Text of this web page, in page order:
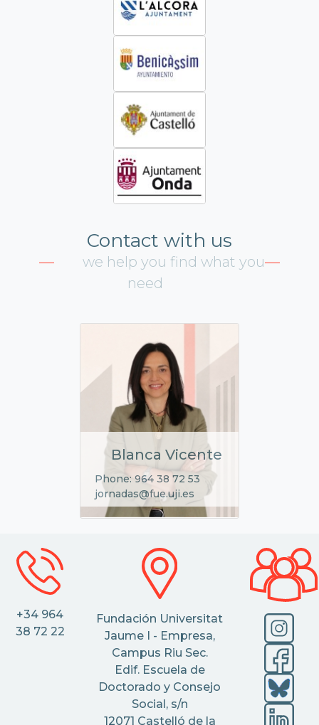
Contact with us
we help you find what you
need
Blanca Vicente
Phone: 964 38 72 53
jornadas@fue.uji.es
+34 964
38 72 22
Fundación Universitat
Jaume I - Empresa,
Campus Riu Sec.
Edif. Escuela de
Doctorado y Consejo
Social, s/n
12071 Castelló de la